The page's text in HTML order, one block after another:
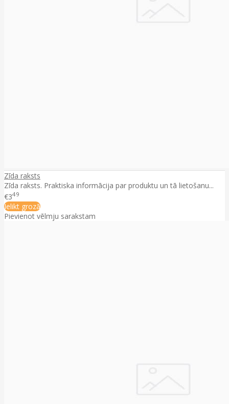
Zīda raksts
Zīda raksts. Praktiska informācija par produktu un tā lietošanu...
€349
Ielikt grozā
Pievienot vēlmju sarakstam